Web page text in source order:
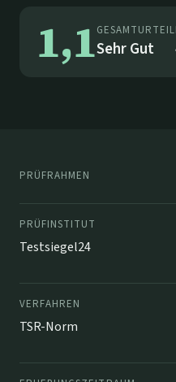
1,1GESAMTURTEIL
Sehr Gut
PRÜFRAHMEN
PRÜFINSTITUT
Testsiegel24
VERFAHREN
TSR-Norm